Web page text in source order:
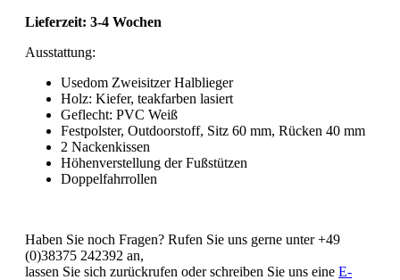
Lieferzeit: 3-4 Wochen
Ausstattung:
Usedom Zweisitzer Halblieger
Holz: Kiefer, teakfarben lasiert
Geflecht: PVC Weiß
Festpolster, Outdoorstoff, Sitz 60 mm, Rücken 40 mm
2 Nackenkissen
Höhenverstellung der Fußstützen
Doppelfahrrollen
Haben Sie noch Fragen? Rufen Sie uns gerne unter +49
(0)38375 242392 an,
lassen Sie sich zurückrufen oder schreiben Sie uns eine E-